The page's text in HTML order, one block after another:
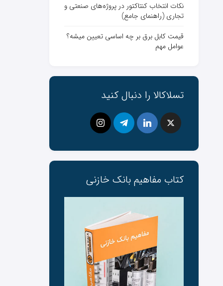
نکات انتخاب کنتاکتور در پروژه‌های صنعتی و
تجاری (راهنمای جامع)
قیمت کابل برق بر چه اساسی تعیین میشه؟
عوامل مهم
تسلاکالا را دنبال کنید
کتاب مفاهیم بانک ‌خازنی